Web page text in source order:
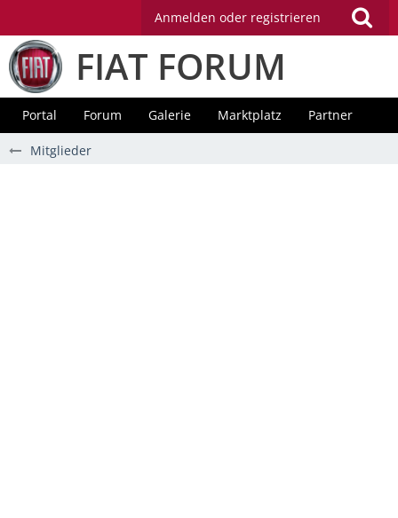
Anmelden oder registrieren
FIAT FORUM
Portal Forum Galerie Marktplatz Partner
Mitglieder